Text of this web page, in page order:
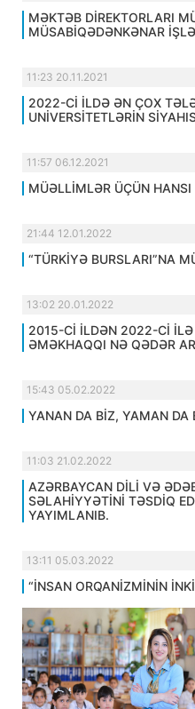
MƏKTƏB DİREKTORLARI
MÜSABİQƏDƏNKƏNAR
11:23 20.11.2021
2022-Cİ İLDƏ ƏN ÇOX
UNİVERSİTETLƏRİN
11:57 06.12.2021
MÜƏLLİMLƏR ÜÇÜN HANSI
21:44 12.01.2022
“TÜRKİYƏ BURSLARI”NA
13:02 20.01.2022
2015-Cİ İLDƏN 2022-Cİ
ƏMƏKHAQQI NƏ QƏDƏR
15:43 05.02.2022
YANAN DA BİZ, YAMAN DA
11:03 21.02.2022
AZƏRBAYCAN DİLİ VƏ
SƏLAHİYYƏTİNİ TƏSDİQ
YAYIMLANIB.
13:11 05.03.2022
“İNSAN ORQANİZMİNİN